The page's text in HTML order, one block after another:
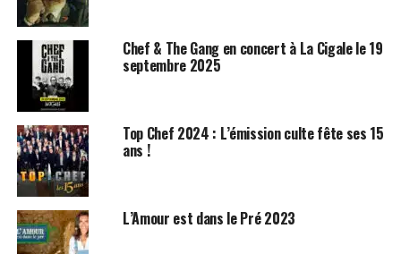
Chaque jour, les sujets traités sont expliqués, décryptés
grâce à des visuels appropriés qui conjuguent réalité
augmentée, infographies, 3D et images d’archives…
Un éclairage ludique et inédit avec un ton mêlant
décontraction, humour et bienveillance. Un programme
accessible à tous les publics, qui permet d’apprendre en
se divertissant.
Les rubriques :C JAMYse
décline en quatre parties
Chef & The Gang en concert à La Cigale le 19
septembre 2025
Top Chef 2024 : L’émission culte fête ses 15
ans !
L’Amour est dans le Pré 2023